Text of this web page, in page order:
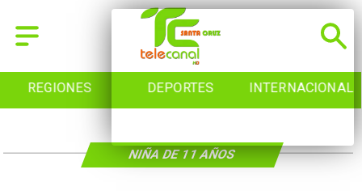
REGIONES DEPORTES INTERNACIONAL
NIÑA DE 11 AÑOS